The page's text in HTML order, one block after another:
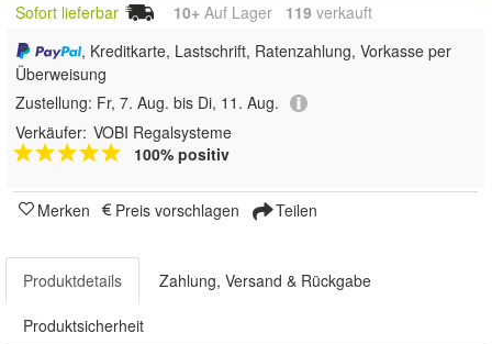
Sofort lieferbar 10+ Auf Lager 119 verkauft
, Kreditkarte, Lastschrift, Ratenzahlung, Vorkasse per
Überweisung
Zustellung: Fr, 7. Aug. bis Di, 11. Aug.
Verkäufer: VOBI Regalsysteme
100% positiv
Merken Preis vorschlagen Teilen
Produktdetails Zahlung, Versand & Rückgabe
Produktsicherheit